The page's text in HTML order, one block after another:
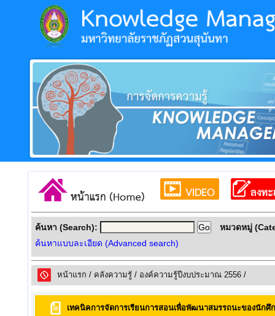
ค้นหา (Search):
ค้นหาแบบละเอียด (Advanced search)
หมวดหมู่
หน้าแรก / คลังความรูั / องค์ความรู้ปีงบประมาณ 2556 /
เทคนิคการจัดการเรียนการสอนเพื่อพัฒนาสมรรถนะของนัก